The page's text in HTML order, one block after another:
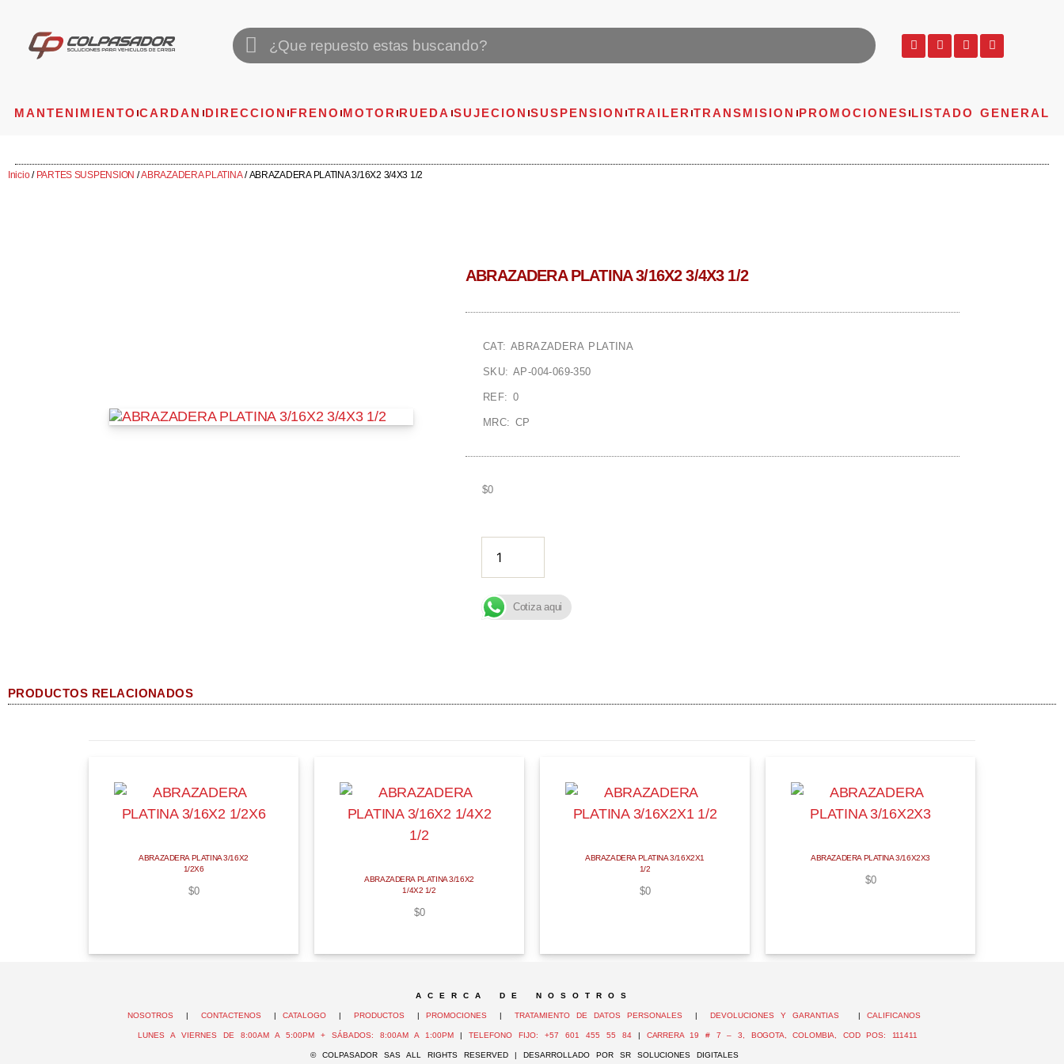
MANTENIMIENTO CARDAN DIRECCION FRENO MOTOR RUEDA SUJECION SUSPENSION TRAILER TRANSMISION PROMOCIONES LISTADO GENERAL
Inicio/ PARTES SUSPENSION /ABRAZADERA PLATINA/ ABRAZADERA PLATINA 3/16X2 3/4X3 1/2
ABRAZADERA PLATINA 3/16X2 3/4X3 1/2
CAT: ABRAZADERA PLATINA
SKU: AP-004-069-350
REF: 0
MRC: CP
$0
Cotiza aqui
PRODUCTOS RELACIONADOS
ABRAZADERA PLATINA 3/16X2
1/2X6
$0
ABRAZADERA PLATINA 3/16X2
1/4X2 1/2
$0
ABRAZADERA PLATINA 3/16X2X1
1/2
$0
ABRAZADERA PLATINA 3/16X2X3
$0
A C E R C A D E N O S O T R O S
NOSOTROS |CONTACTENOS |CATALOGO |PRODUCTOS |PROMOCIONES |TRATAMIENTO DE DATOS PERSONALES |DEVOLUCIONES Y GARANTIAS |CALIFICANOS
LUNES A VIERNES DE 8:00AM A 5:00PM + SÁBADOS: 8:00AM A 1:00PM| TELEFONO FIJO: +57 601 455 55 84| CARRERA 19 # 7 – 3, BOGOTA, COLOMBIA, COD POS: 111411
© COLPASADOR SAS ALL RIGHTS RESERVED | DESARROLLADO POR SR SOLUCIONES DIGITALES